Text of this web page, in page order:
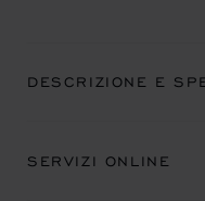
DESCRIZIONE E
SERVIZI ONLINE